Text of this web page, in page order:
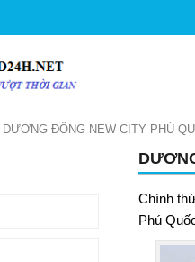
DƯƠNG ĐÔNG NEW CITY PHÚ
Chính
Phú